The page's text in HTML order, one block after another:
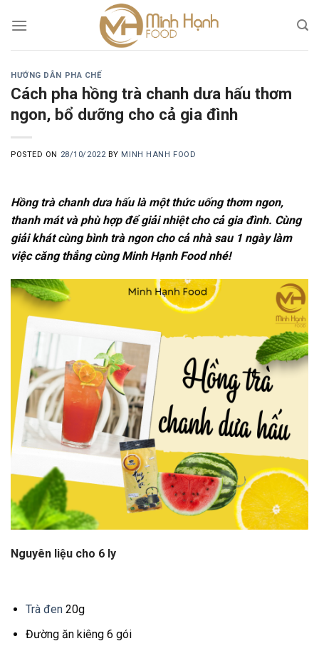
HƯỚNG DẪN PHA CHẾ
Cách pha hồng trà chanh dưa hấu thơm
ngon, bổ dưỡng cho cả gia đình
POSTED ON 28/10/2022 BY MINH HANH FOOD
Hồng trà chanh dưa hấu là một thức uống thơm ngon,
thanh mát và phù hợp để giải nhiệt cho cả gia đình. Cùng
giải khát cùng bình trà ngon cho cả nhà sau 1 ngày làm
việc căng thẳng cùng Minh Hạnh Food nhé!
Nguyên liệu cho 6 ly
Trà đen20g
Đường ăn kiêng 6 gói